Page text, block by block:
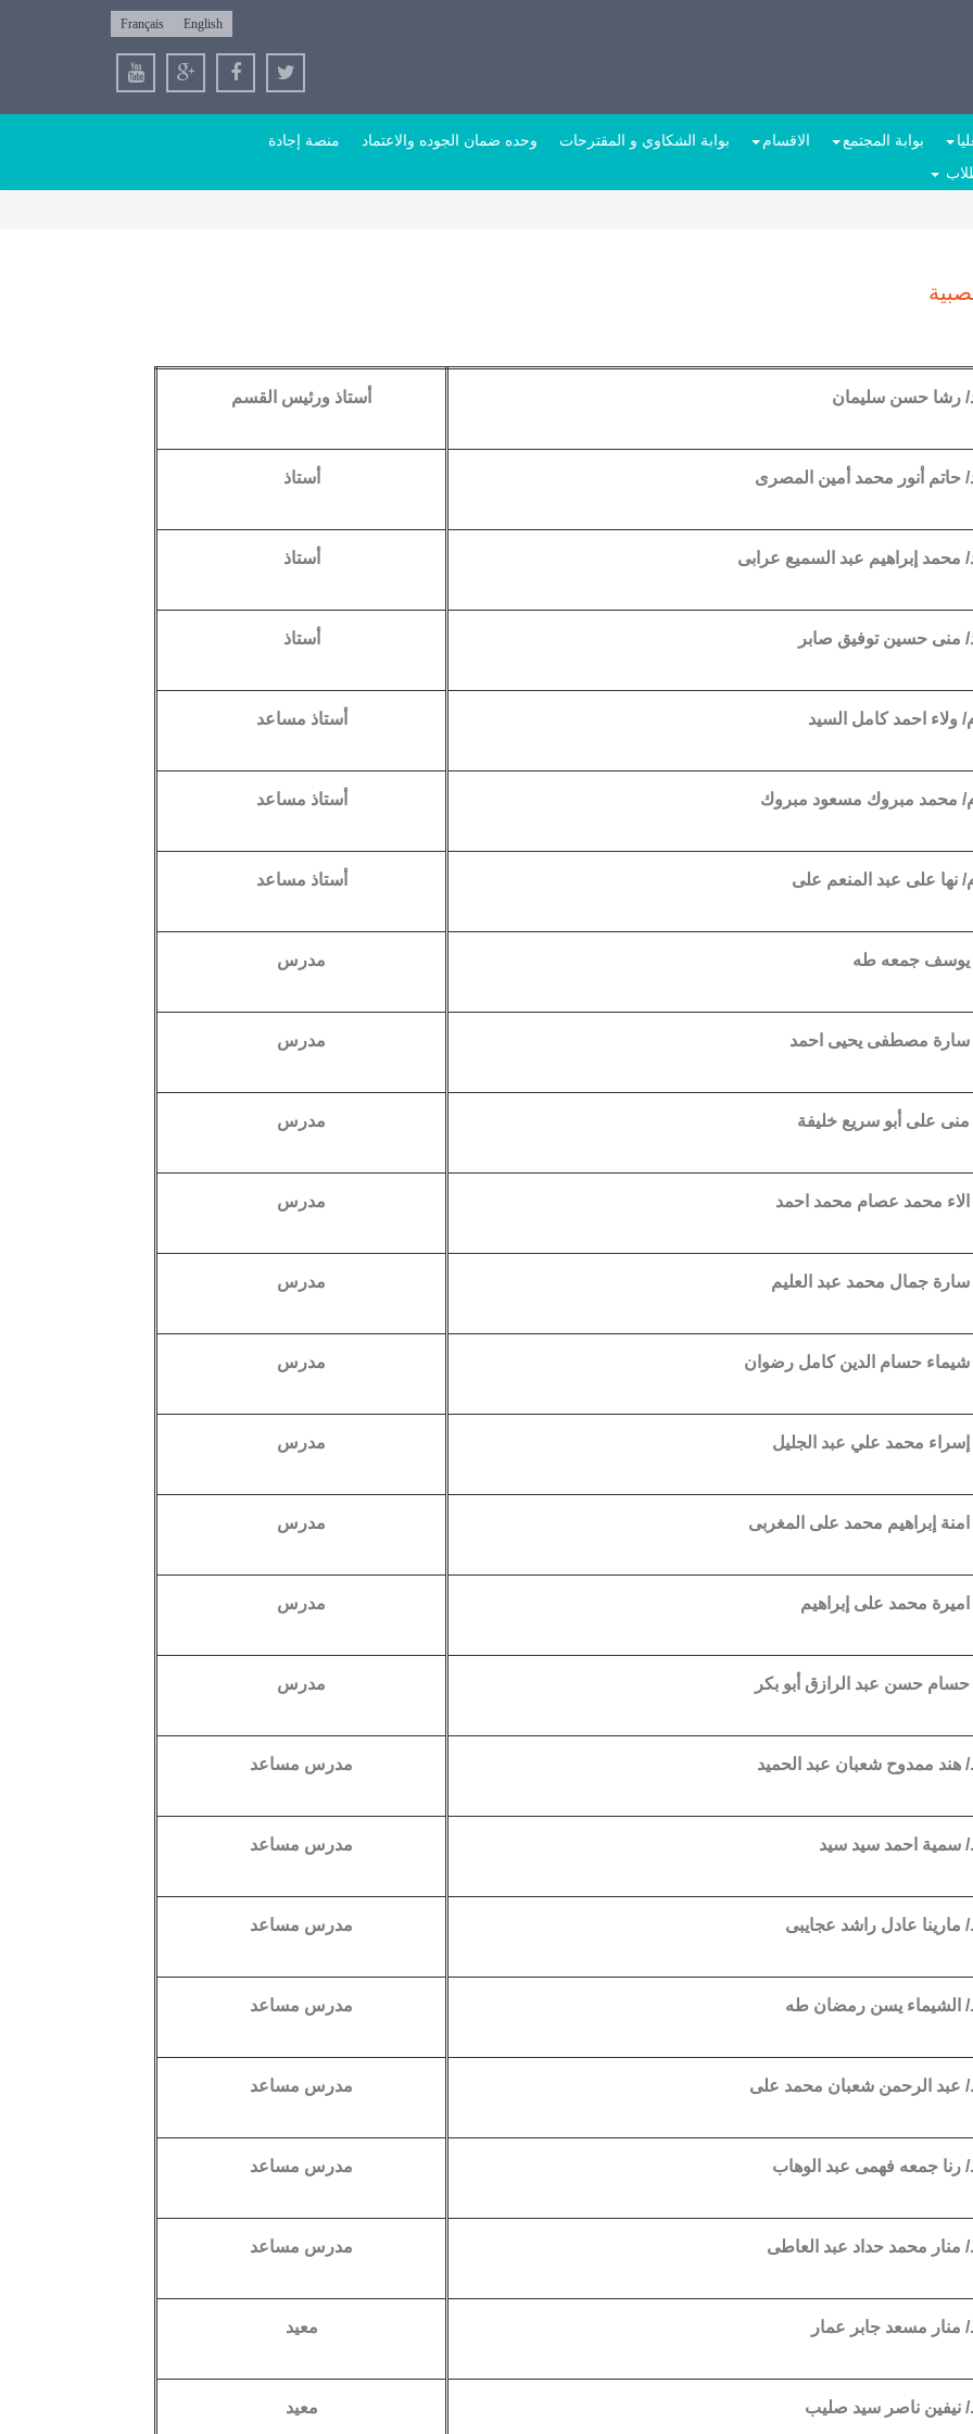
English
Français
بوابة المجتمع الاقسام بوابة الشكاوي و المقترحات وحده ضمان الجوده والاعتماد
منصة إجادة
رشا حسن سليمان أستاذ ورئيس القسم
حاتم أنور محمد أمين المصرى أستاذ
محمد إبراهيم عبد السميع عرابى أستاذ
منى حسين توفيق صابر أستاذ
ولاء احمد كامل السيد أستاذ مساعد
محمد مبروك مسعود مبروك أستاذ مساعد
نها على عبد المنعم على أستاذ مساعد
يوسف جمعه طه مدرس
سارة مصطفى يحيى احمد مدرس
منى على أبو سريع خليفة مدرس
الاء محمد عصام محمد احمد مدرس
سارة جمال محمد عبد العليم مدرس
شيماء حسام الدين كامل رضوان مدرس
إسراء محمد علي عبد الجليل مدرس
امنة إبراهيم محمد على المغربى مدرس
اميرة محمد على إبراهيم مدرس
حسام حسن عبد الرازق أبو بكر مدرس
هند ممدوح شعبان عبد الحميد مدرس مساعد
سمية احمد سيد سيد مدرس مساعد
مارينا عادل راشد عجايبى مدرس مساعد
الشيماء يسن رمضان طه مدرس مساعد
عبد الرحمن شعبان محمد على مدرس مساعد
رنا جمعه فهمى عبد الوهاب مدرس مساعد
منار محمد حداد عبد العاطى مدرس مساعد
منار مسعد جابر عمار معيد
نيفين ناصر سيد صليب معيد